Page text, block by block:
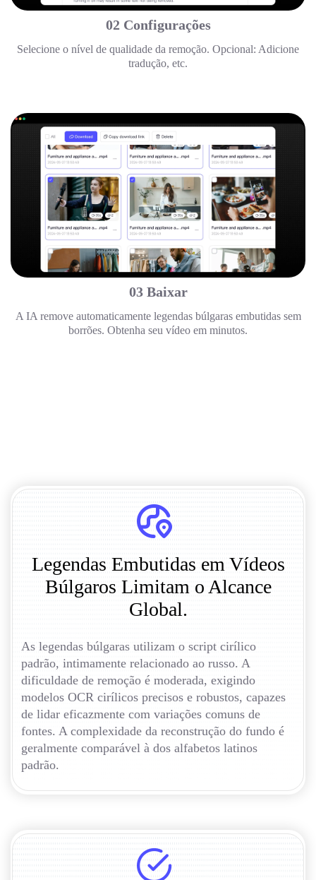
02 Configurações
Selecione o nível de qualidade da remoção. Opcional: Adicione
tradução, etc.
03 Baixar
A IA remove automaticamente legendas búlgaras embutidas sem
borrões. Obtenha seu vídeo em minutos.
Legendas Embutidas em Vídeos
Búlgaros Limitam o Alcance
Global.
As legendas búlgaras utilizam o script cirílico
padrão, intimamente relacionado ao russo. A
dificuldade de remoção é moderada, exigindo
modelos OCR cirílicos precisos e robustos, capazes
de lidar eficazmente com variações comuns de
fontes. A complexidade da reconstrução do fundo é
geralmente comparável à dos alfabetos latinos
padrão.